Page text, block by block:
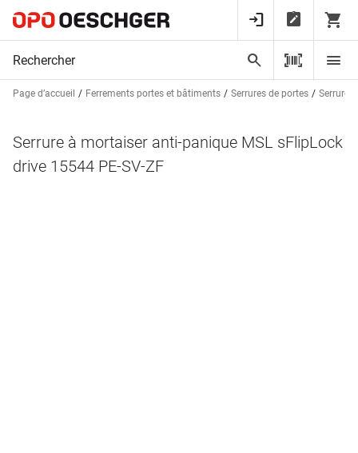
Page d’accueil Ferrements portes et bâtiments Serrures de portes Serrures
Serrure à mortaiser anti-panique MSL sFlipLock
drive 15544 PE-SV-ZF